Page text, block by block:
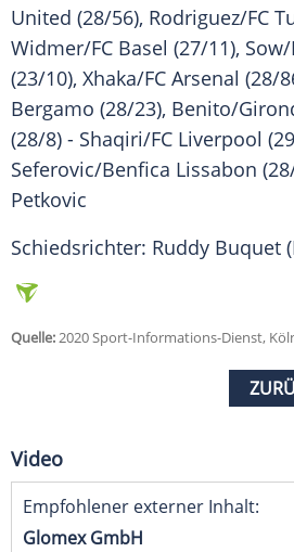
United (28/56), Rodriguez/FC
Widmer/FC Basel (27/11),
(23/10), Xhaka/FC Arsenal (28/
Bergamo (28/23), Benito/
(28/8) - Shaqiri/FC Liverpool
Seferovic/Benfica Lissabon
Petkovic
Schiedsrichter: Ruddy Buquet
Quelle:2020 Sport-Informations-Dienst,
Video
Empfohlener externer Inhalt:
Glomex GmbH